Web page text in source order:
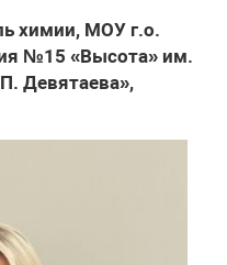
химии, МОУ г.о.
№15 «Высота» им.
Девятаева»,